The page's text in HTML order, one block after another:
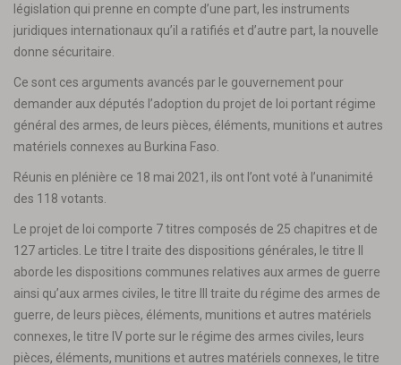
législation qui prenne en compte d’une part, les instruments
juridiques internationaux qu’il a ratifiés et d’autre part, la nouvelle
donne sécuritaire.
Ce sont ces arguments avancés par le gouvernement pour
demander aux députés l’adoption du projet de loi portant régime
général des armes, de leurs pièces, éléments, munitions et autres
matériels connexes au Burkina Faso.
Réunis en plénière ce 18 mai 2021, ils ont l’ont voté à l’unanimité
des 118 votants.
Le projet de loi comporte 7 titres composés de 25 chapitres et de
127 articles. Le titre I traite des dispositions générales, le titre II
aborde les dispositions communes relatives aux armes de guerre
ainsi qu’aux armes civiles, le titre III traite du régime des armes de
guerre, de leurs pièces, éléments, munitions et autres matériels
connexes, le titre IV porte sur le régime des armes civiles, leurs
pièces, éléments, munitions et autres matériels connexes, le titre